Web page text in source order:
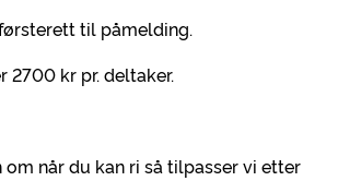
til påmelding.
2700 kr pr. deltaker.
når du kan ri så tilpasser vi etter